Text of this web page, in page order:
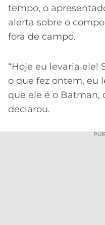
tempo, o
alerta sobre o
fora de campo.
“Hoje eu levaria ele!
o que fez ontem, eu
que ele é o Batman,
declarou.